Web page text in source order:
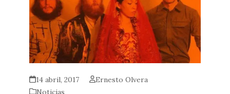
14 abril, 2017
Ernesto Olvera
Noticias